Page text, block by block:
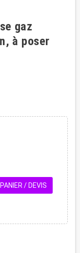
gaz
à poser
/ DEVIS